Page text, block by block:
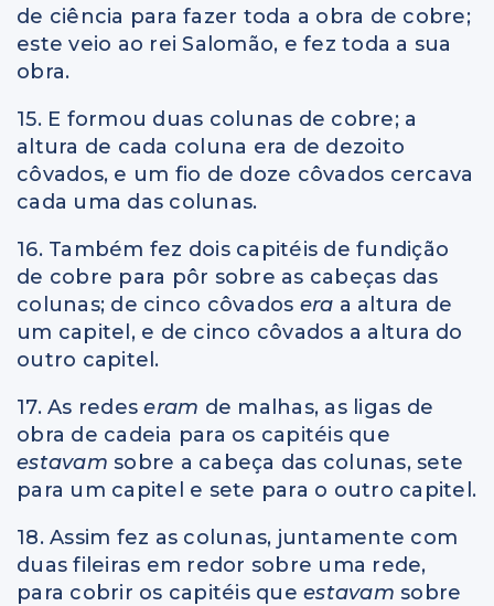
de ciência para fazer toda a obra de cobre;
este veio ao rei Salomão, e fez toda a sua
obra.
15. E formou duas colunas de cobre; a
altura de cada coluna era de dezoito
côvados, e um fio de doze côvados cercava
cada uma das colunas.
16. Também fez dois capitéis de fundição
de cobre para pôr sobre as cabeças das
colunas; de cinco côvados era a altura de
um capitel, e de cinco côvados a altura do
outro capitel.
17. As redeseram de malhas, as ligas de
obra de cadeia para os capitéis que
estavam sobre a cabeça das colunas, sete
para um capitel e sete para o outro capitel.
18. Assim fez as colunas, juntamente com
duas fileiras em redor sobre uma rede,
para cobrir os capitéis que estavam sobre